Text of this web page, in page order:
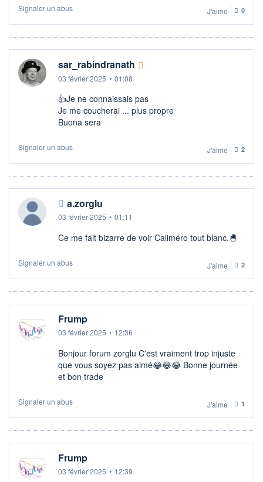
Signaler un abus J'aime 0
sar_rabindranath
03 février 2025 • 01:08
👍​Je ne connaissais pas
Je me coucherai ... plus propre
Buona sera
Signaler un abus J'aime 2
a.zorglu
03 février 2025 • 01:11
Ce me fait bizarre de voir Caliméro tout blanc.🐣
Signaler un abus J'aime 2
Frump
03 février 2025 • 12:36
Bonjour forum zorglu C'est vraiment trop injuste
que vous soyez pas aimé😂😂😂 Bonne journée
et bon trade
Signaler un abus J'aime 1
Frump
03 février 2025 • 12:39